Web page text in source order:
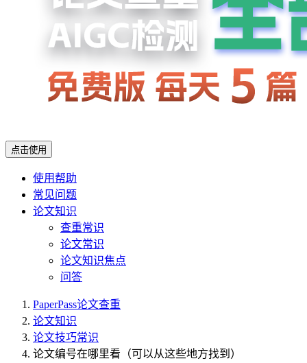
点击使用
使用帮助
常见问题
论文知识
查重常识
论文常识
论文知识焦点
问答
PaperPass论文查重
论文知识
论文技巧常识
论文编号在哪里看（可以从这些地方找到）